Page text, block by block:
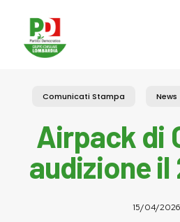
content
Comunicati Stampa News
Airpack di
audizione il
15/04/2026